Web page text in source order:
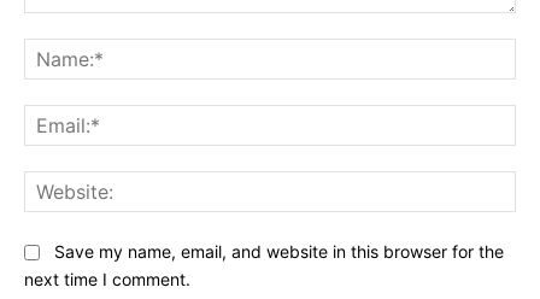
Save my name, email, and website in this browser for the
next time I comment.